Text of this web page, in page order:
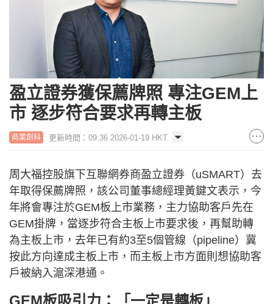
盈立證券獲保薦牌照 專注GEM上
市 逐步符合要求再轉主板
商業創科 更新時間：09:36 2026-01-19 HKT
周大福控股旗下互聯網券商盈立證券（uSMART）去
年取得保薦牌照，該公司董事總經理黃鍵文表示，今
年將會專注於GEM板上市業務，主力協助客戶先在
GEM掛牌，當逐步符合主板上市要求後，再幫助轉
為主板上市，去年已有約3至5個管線（pipeline）冀
按此方向達成主板上市，而主板上市方面則想協助客
戶被納入滬深港通。